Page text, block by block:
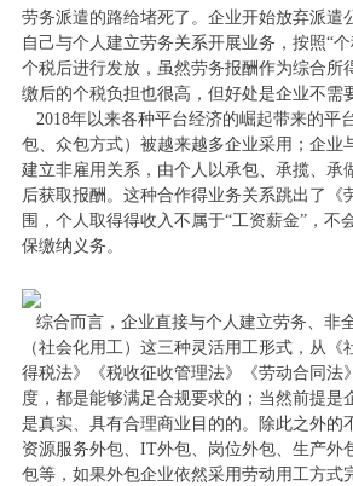
劳务派遣的路给堵死了。企业开始放弃派遣
自己与个人建立劳务关系开展业务，按照“
个税后进行发放，虽然劳务报酬作为综合所
缴后的个税负担也很高，但好处是企业不需
2018年以来各种平台经济的崛起带来的平
包、众包方式）被越来越多企业采用；企业
建立非雇用关系，由个人以承包、承揽、承
后获取报酬。这种合作得业务关系跳出了《
围，个人取得得收入不属于“工资薪金”，不
保缴纳义务。
综合而言，企业直接与个人建立劳务、非
（社会化用工）这三种灵活用工形式，从《
得税法》《税收征收管理法》《劳动合同法
度，都是能够满足合规要求的；当然前提是
是真实、具有合理商业目的的。除此之外的
资源服务外包、IT外包、岗位外包、生产外
包等，如果外包企业依然采用劳动用工方式